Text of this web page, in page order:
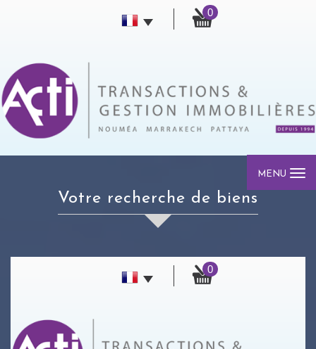
0
MENU
votre recherche de biens
0